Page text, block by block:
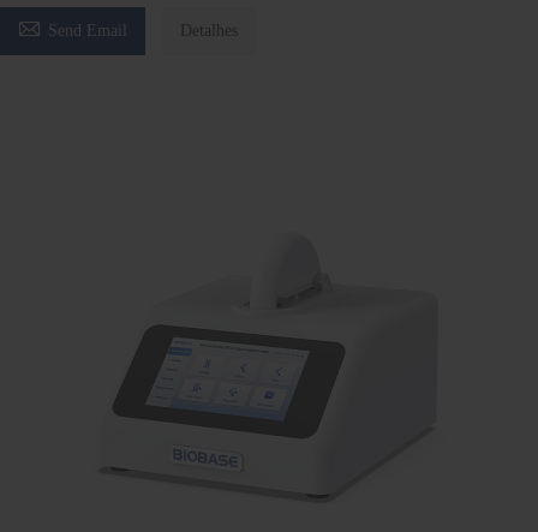
 Send Email Detalhes